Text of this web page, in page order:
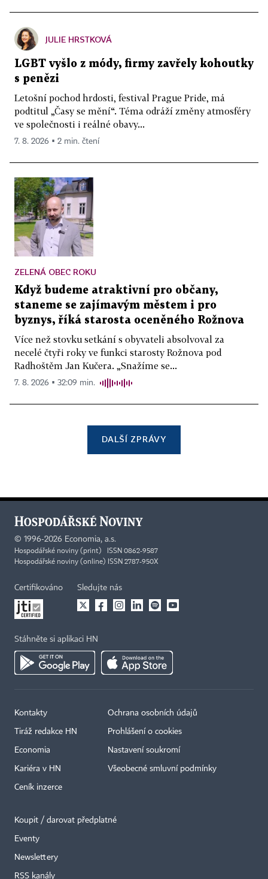
JULIE HRSTKOVÁ
LGBT vyšlo z módy, firmy zavřely kohoutky
s penězi
Letošní pochod hrdosti, festival Prague Pride, má
podtitul „Časy se mění“. Téma odráží změny atmosféry
ve společnosti i reálné obavy...
7. 8. 2026 ▪ 2 min. čtení
ZELENÁ OBEC ROKU
Když budeme atraktivní pro občany,
staneme se zajímavým městem i pro
byznys, říká starosta oceněného Rožnova
Více než stovku setkání s obyvateli absolvoval za
necelé čtyři roky ve funkci starosty Rožnova pod
Radhoštěm Jan Kučera. „Snažíme se...
7. 8. 2026 ▪ 32:09 min.
DALŠÍ ZPRÁVY
© 1996-2026 Economia, a.s.
Hospodářské noviny (print) ISSN 0862-9587
Hospodářské noviny (online) ISSN 2787-950X
Certifikováno Sledujte nás
Stáhněte si aplikaci HN
Kontakty
Tiráž redakce HN
Economia
Kariéra v HN
Ceník inzerce
Ochrana osobních údajů
Prohlášení o cookies
Nastavení soukromí
Všeobecné smluvní podmínky
Koupit / darovat předplatné
Eventy
Newslettery
RSS kanály